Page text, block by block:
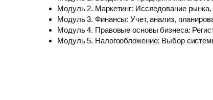
Модуль 2. Маркетинг: Исследование рынка,
Модуль 3. Финансы: Учет, анализ,
Модуль 4. Правовые основы бизнеса:
Модуль 5. Налогообложение: Выбор